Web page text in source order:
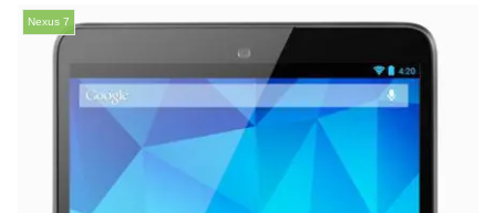
Nexus 7